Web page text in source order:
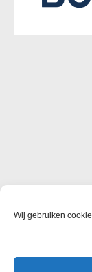
Wij gebruiken